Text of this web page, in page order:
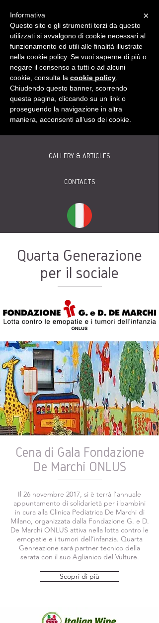
HOME
ABOUT
GALLERY & ARTICLES
CONTACTS
Quarta Generazione
per il sociale
Cena di Gala Fondazione
De Marchi ONLUS
Il 26 novembre 2017, si è terrà l’annuale
appuntamento di solidarietà per i bambini
in cura alla Clinica Pediatrica De Marchi di
Milano, organizzata dalla Fondazione G. e D.
De Marchi ONLUS attiva nella lotta contro le
emopatie e i tumori dell’infanzia. Quarta
Genreazione sarà partner tecnico della
serata con il suo Aglianico del Vulture.
Scopri di più
×
Informativa
Questo sito o gli strumenti terzi da questo
utilizzati si avvalgono di cookie necessari al
funzionamento ed utili alle finalità illustrate
nella cookie policy. Se vuoi saperne di più o
negare il consenso a tutti o ad alcuni
cookie, consulta la cookie policy
Chiudendo questo banner, scorrendo
questa pagina, cliccando su un link o
proseguendo la navigazione in altra
maniera, acconsenti all’uso dei cookie.